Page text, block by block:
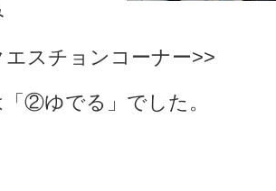
スチョンコーナー>>
②ゆでる」でした。